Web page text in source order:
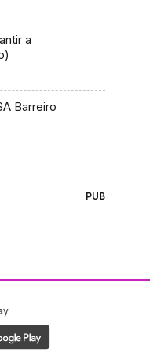
a
Barreiro
PUB